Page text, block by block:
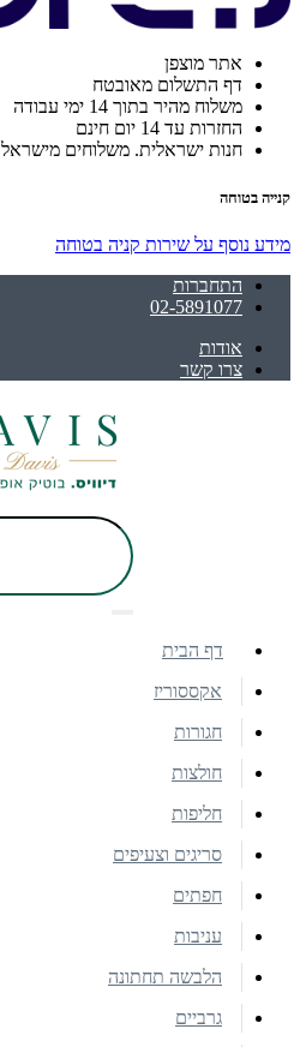
אתר מוצפן
דף התשלום מאובטח
משלוח מהיר בתוך 14 ימי עבודה
החזרות עד 14 יום חינם
חנות ישראלית. משלוחים מישראל
קנייה בטוחה
מידע נוסף על שירות קניה בטוחה
התחברות
02-5891077
אודות
צרו קשר
דף הבית
אקססוריז
חגורות
חולצות
חליפות
סריגים וצעיפים
חפתים
עניבות
הלבשה תחתונה
גרביים